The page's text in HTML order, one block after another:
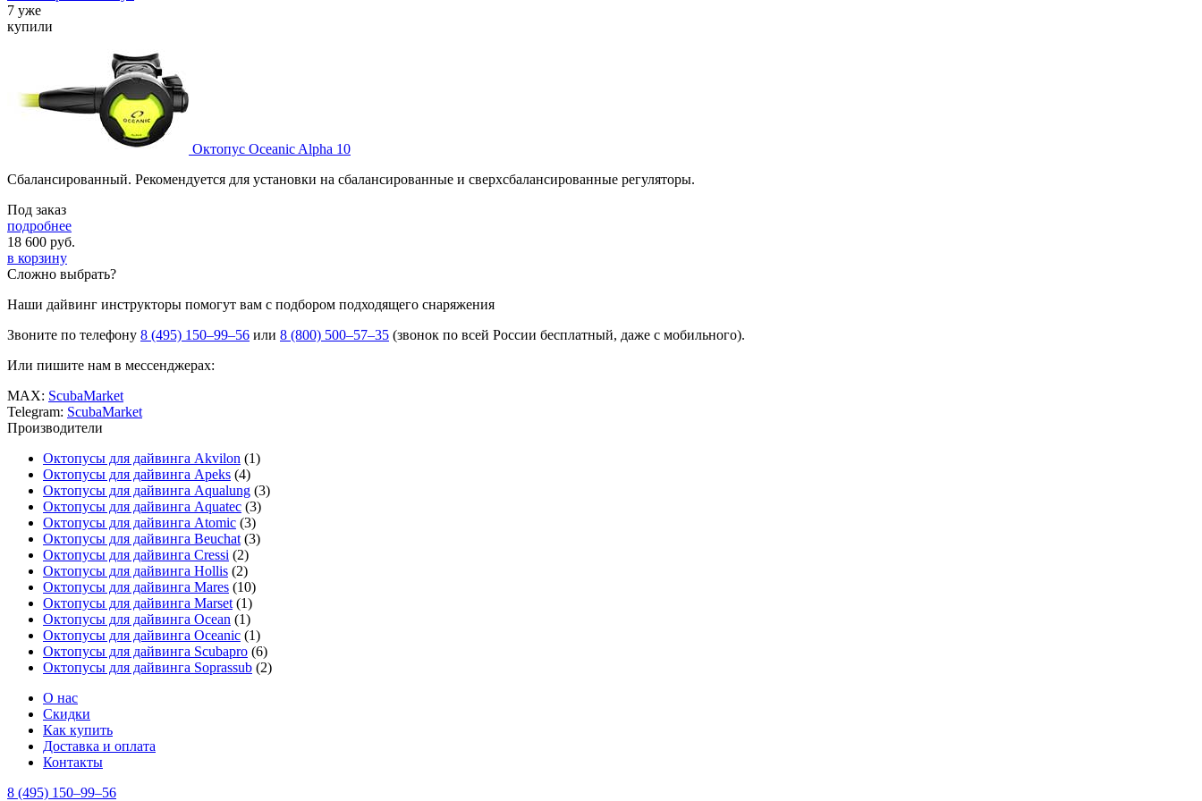
7 уже
купили
Октопус Oceanic Alpha 10
Cбалансированный. Рекомендуется для установки на сбалансированные и сверхсбалансированные регуляторы.
Под заказ
подробнее
18 600 руб.
в корзину
Сложно выбрать?
Наши дайвинг инструкторы помогут вам с подбором подходящего снаряжения
Звоните по телефону 8 (495) 150–99–56 или 8 (800) 500–57–35 (звонок по всей России бесплатный, даже с мобильного).
Или пишите нам в мессенджерах:
MAX: ScubaMarket
Telegram: ScubaMarket
Производители
Октопусы для дайвинга Akvilon (1)
Октопусы для дайвинга Apeks (4)
Октопусы для дайвинга Aqualung (3)
Октопусы для дайвинга Aquatec (3)
Октопусы для дайвинга Atomic (3)
Октопусы для дайвинга Beuchat (3)
Октопусы для дайвинга Cressi (2)
Октопусы для дайвинга Hollis (2)
Октопусы для дайвинга Mares (10)
Октопусы для дайвинга Marset (1)
Октопусы для дайвинга Ocean (1)
Октопусы для дайвинга Oceanic (1)
Октопусы для дайвинга Scubapro (6)
Октопусы для дайвинга Soprassub (2)
О нас
Скидки
Как купить
Доставка и оплата
Контакты
8 (495) 150–99–56